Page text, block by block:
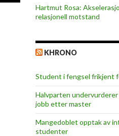
Hartmut Rosa:
relasjonell motstand
KHRONO
Student i fengsel frikjent
Halvparten undervurderer
jobb etter master
Mangedoblet opptak av
studenter